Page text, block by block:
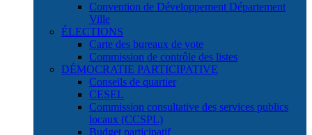
Convention de Développement Département
Ville
ÉLECTIONS
Carte des bureaux de vote
Commission de contrôle des listes
DÉMOCRATIE PARTICIPATIVE
Conseils de quartier
CESEL
Commission consultative des services publics
locaux (CCSPL)
Budget participatif